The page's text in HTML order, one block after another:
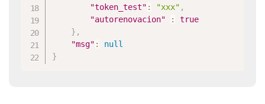
"token_test" : "xxx" ,
"autorenovacion"
:
true
} ,
"msg" :
null
}